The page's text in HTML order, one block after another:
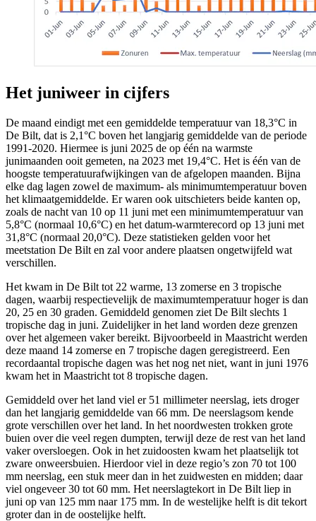
Het juniweer in cijfers
De maand eindigt met een gemiddelde temperatuur van 18,3°C in
De Bilt, dat is 2,1°C boven het langjarig gemiddelde van de periode
1991-2020. Hiermee is juni 2025 de op één na warmste
junimaanden ooit gemeten, na 2023 met 19,4°C. Het is één van de
hoogste temperatuurafwijkingen van de afgelopen maanden. Bijna
elke dag lagen zowel de maximum- als minimumtemperatuur boven
het klimaatgemiddelde. Er waren ook uitschieters beide kanten op,
zoals de nacht van 10 op 11 juni met een minimumtemperatuur van
5,8°C (normaal 10,6°C) en het datum-warmterecord op 13 juni met
31,8°C (normaal 20,0°C). Deze statistieken gelden voor het
meetstation De Bilt en zal voor andere plaatsen ongetwijfeld wat
verschillen.
Het kwam in De Bilt tot 22 warme, 13 zomerse en 3 tropische
dagen, waarbij respectievelijk de maximumtemperatuur hoger is dan
20, 25 en 30 graden. Gemiddeld genomen ziet De Bilt slechts 1
tropische dag in juni. Zuidelijker in het land worden deze grenzen
over het algemeen vaker bereikt. Bijvoorbeeld in Maastricht werden
deze maand 14 zomerse en 7 tropische dagen geregistreerd. Een
recordaantal tropische dagen was het nog net niet, want in juni 1976
kwam het in Maastricht tot 8 tropische dagen.
Gemiddeld over het land viel er 51 millimeter neerslag, iets droger
dan het langjarig gemiddelde van 66 mm. De neerslagsom kende
grote verschillen over het land. In het noordwesten trokken grote
buien over die veel regen dumpten, terwijl deze de rest van het land
vaker oversloegen. Ook in het zuidoosten kwam het plaatselijk tot
zware onweersbuien. Hierdoor viel in deze regio’s zon 70 tot 100
mm neerslag, een stuk meer dan in het zuidwesten en midden; daar
viel ongeveer 30 tot 60 mm. Het neerslagtekort in De Bilt liep in
juni op van 125 mm naar 175 mm. In de westelijke helft is dit tekort
groter dan in de oostelijke helft.